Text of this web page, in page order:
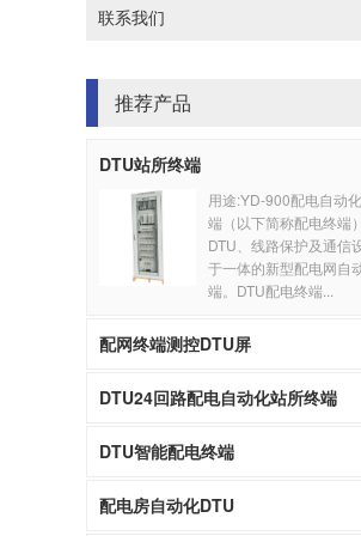
联系我们
推荐产品
DTU站所终端
用途:YD-900配电自动
端（以下简称配电终端
DTU、线路保护及通信
于一体的新型配电网自
端。DTU配电终端...
配网终端测控DTU屏
DTU24回路配电自动化站所终端
DTU智能配电终端
配电房自动化DTU